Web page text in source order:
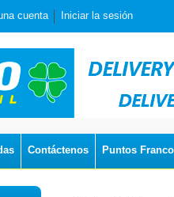
cuenta Iniciar la sesión
Contáctenos Puntos Franco